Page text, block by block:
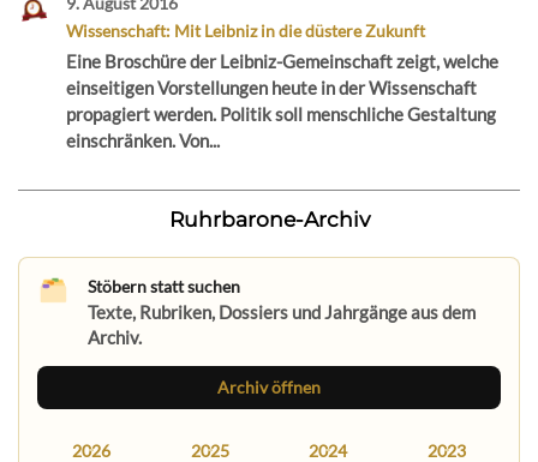
Wissenschaft: Mit Leibniz in die düstere Zukunft
Eine Broschüre der Leibniz-Gemeinschaft zeigt, welche
einseitigen Vorstellungen heute in der Wissenschaft
propagiert werden. Politik soll menschliche Gestaltung
einschränken. Von...
Ruhrbarone-Archiv
Stöbern statt suchen
Texte, Rubriken, Dossiers und Jahrgänge aus dem
Archiv.
Archiv öffnen
2026 2025 2024 2023